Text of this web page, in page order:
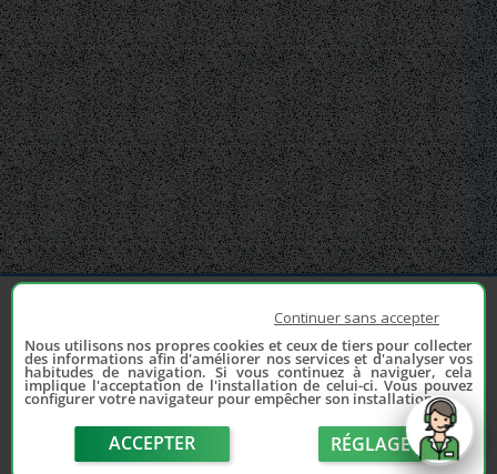
Depuis 2006, France Casse accompagne les
automobilistes dans leur recherche de pièces
d'occasion. Réparez votre auto sans vous ruiner !
Continuer sans accepter
Nous utilisons nos propres cookies et ceux de tiers pour collecter
des informations afin d'améliorer nos services et d'analyser vos
habitudes de navigation. Si vous continuez à naviguer, cela
implique l'acceptation de l'installation de celui-ci. Vous pouvez
configurer votre navigateur pour empêcher son installation.
ACCEPTER RÉGLAGE